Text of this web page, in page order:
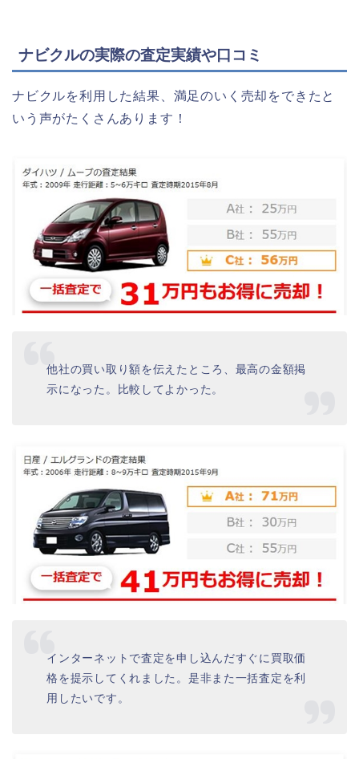
ナビクルの実際の査定実績や口コミ
ナビクルを利用した結果、満足のいく売却をできたと
いう声がたくさんあります！
他社の買い取り額を伝えたところ、最高の金額掲
示になった。比較してよかった。
インターネットで査定を申し込んだすぐに買取価
格を提示してくれました。是非また一括査定を利
用したいです。